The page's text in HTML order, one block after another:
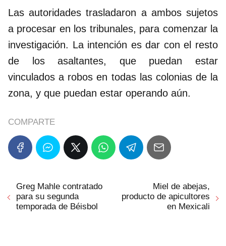
Las autoridades trasladaron a ambos sujetos
a procesar en los tribunales, para comenzar la
investigación. La intención es dar con el resto
de los asaltantes, que puedan estar
vinculados a robos en todas las colonias de la
zona, y que puedan estar operando aún.
COMPARTE
Greg Mahle contratado
para su segunda
temporada de Béisbol
Miel de abejas,
producto de apicultores
en Mexicali